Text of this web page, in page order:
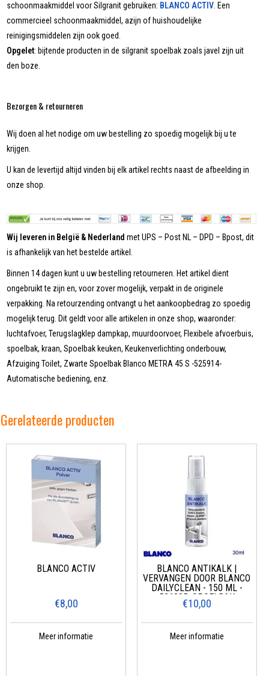
schoonmaakmiddel voor Silgranit gebruiken: BLANCO ACTIV. Een
commercieel schoonmaakmiddel, azijn of huishoudelijke
reinigingsmiddelen zijn ook goed.
Opgelet: bijtende producten in de silgranit spoelbak zoals javel zijn uit
den boze.
Bezorgen & retourneren
Wij doen al het nodige om uw bestelling zo spoedig mogelijk bij u te
krijgen.
U kan de levertijd altijd vinden bij elk artikel rechts naast de afbeelding in
onze shop.
Wij leveren in België & Nederland met UPS – Post NL – DPD – Bpost, dit
is afhankelijk van het bestelde artikel.
Binnen 14 dagen kunt u uw bestelling retourneren. Het artikel dient
ongebruikt te zijn en, voor zover mogelijk, verpakt in de originele
verpakking. Na retourzending ontvangt u het aankoopbedrag zo spoedig
mogelijk terug. Dit geldt voor alle artikelen in onze shop, waaronder:
luchtafvoer, Terugslagklep dampkap, muurdoorvoer, Flexibele afvoerbuis,
spoelbak, kraan, Spoelbak keuken, Keukenverlichting onderbouw,
Afzuiging Toilet, Zwarte Spoelbak Blanco METRA 45 S -525914-
Automatische bediening, enz.
Gerelateerde producten
BLANCO ACTIV
€8,00
Meer informatie
BLANCO ANTIKALK |
VERVANGEN DOOR BLANCO
DAILYCLEAN - 150 ML -
526305, SPOELBAK
€10,00
Meer informatie